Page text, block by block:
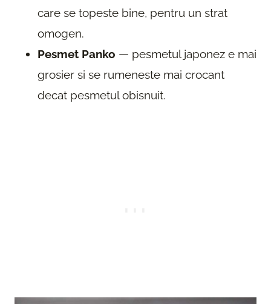
care se topeste bine, pentru un strat
omogen.
Pesmet Panko — pesmetul japonez e mai
grosier si se rumeneste mai crocant
decat pesmetul obisnuit.